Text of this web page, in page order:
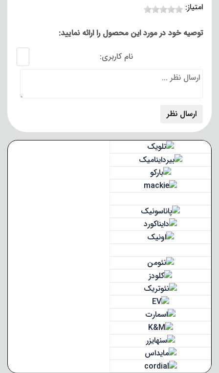
امتیاز:
توصیه خود در مورد این محصول را ارائه نمایید:
نام کاربری: